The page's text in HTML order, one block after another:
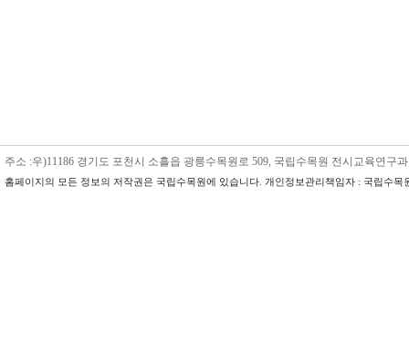
주소 :우)11186 경기도 포천시 소흘읍 광릉수목원로 509, 국립수목원 전시교육연구
홈페이지의 모든 정보의 저작권은 국립수목원에 있습니다. 개인정보관리책임자 : 국립수목